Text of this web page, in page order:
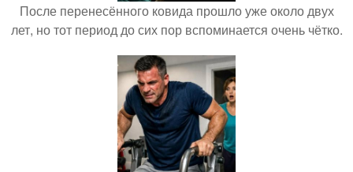
После перенесённого ковида прошло уже около двух
лет, но тот период до сих пор вспоминается очень чётко.